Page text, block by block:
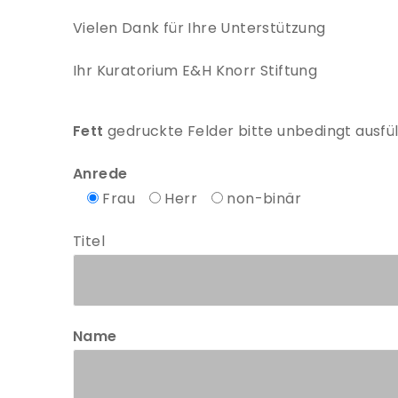
Vielen Dank für Ihre Unterstützung
Ihr Kuratorium E&H Knorr Stiftung
Fett gedruckte Felder bitte unbedingt
Anrede
Frau
Herr non-binär
Titel
Name